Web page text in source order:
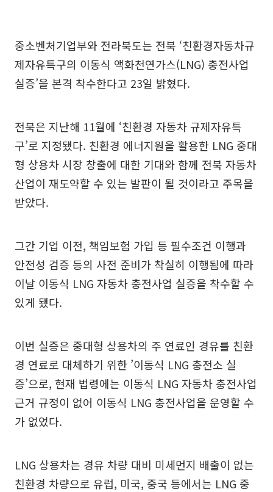
중소벤처기업부와 전라북도는 전북 ‘친환경자동차규
제자유특구의 이동식 액화천연가스(LNG) 충전사업
실증’을 본격 착수한다고 23일 밝혔다.
전북은 지난해 11월에 ‘친환경 자동차 규제자유특
구’로 지정됐다. 친환경 에너지원을 활용한 LNG 중대
형 상용차 시장 창출에 대한 기대와 함께 전북 자동차
산업이 재도약할 수 있는 발판이 될 것이라고 주목을
받았다.
그간 기업 이전, 책임보험 가입 등 필수조건 이행과
안전성 검증 등의 사전 준비가 착실히 이행됨에 따라
이날 이동식 LNG 자동차 충전사업 실증을 착수할 수
있게 됐다.
이번 실증은 중대형 상용차의 주 연료인 경유를 친환
경 연료로 대체하기 위한 ’이동식 LNG 충전소 실
증’으로, 현재 법령에는 이동식 LNG 자동차 충전사업
근거 규정이 없어 이동식 LNG 충전사업을 운영할 수
가 없었다.
LNG 상용차는 경유 차량 대비 미세먼지 배출이 없는
친환경 차량으로 유럽, 미국, 중국 등에서는 LNG 중